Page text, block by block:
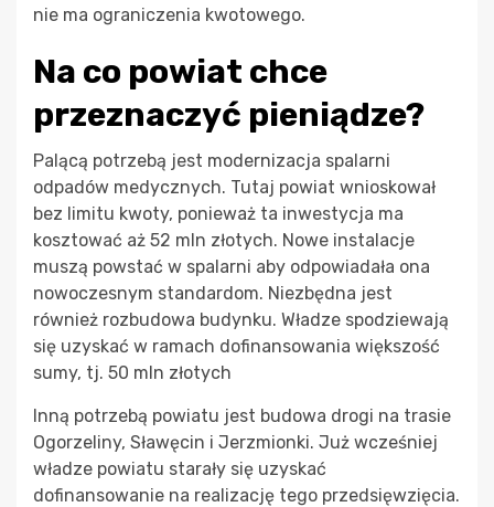
nie ma ograniczenia kwotowego.
Na co powiat chce
przeznaczyć pieniądze?
Palącą potrzebą jest modernizacja spalarni
odpadów medycznych. Tutaj powiat wnioskował
bez limitu kwoty, ponieważ ta inwestycja ma
kosztować aż 52 mln złotych. Nowe instalacje
muszą powstać w spalarni aby odpowiadała ona
nowoczesnym standardom. Niezbędna jest
również rozbudowa budynku. Władze spodziewają
się uzyskać w ramach dofinansowania większość
sumy, tj. 50 mln złotych
Inną potrzebą powiatu jest budowa drogi na trasie
Ogorzeliny, Sławęcin i Jerzmionki. Już wcześniej
władze powiatu starały się uzyskać
dofinansowanie na realizację tego przedsięwzięcia.